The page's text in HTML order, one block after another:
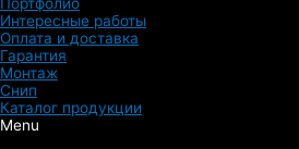
Интересные работы
Оплата и доставка
Гарантия
Монтаж
Снип
Каталог продукции
Menu